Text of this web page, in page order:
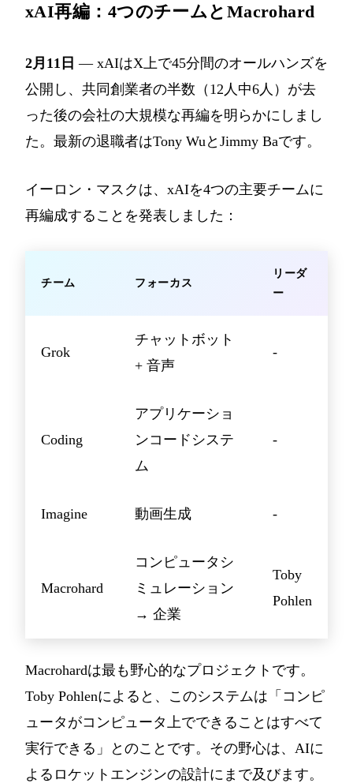
xAI再編：4つのチームとMacrohard
2月11日 — xAIはX上で45分間のオールハンズを
公開し、共同創業者の半数（12人中6人）が去
った後の会社の大規模な再編を明らかにしまし
た。最新の退職者はTony WuとJimmy Baです。
イーロン・マスクは、xAIを4つの主要チームに
再編成することを発表しました：
チーム フォーカス
リーダ
ー
Grok
チャットボット
+ 音声
-
Coding
アプリケーショ
ンコードシステ
ム
-
Imagine 動画生成 -
Macrohard
コンピュータシ
ミュレーション
→ 企業
Toby
Pohlen
Macrohardは最も野心的なプロジェクトです。
Toby Pohlenによると、このシステムは「コンピ
ュータがコンピュータ上でできることはすべて
実行できる」とのことです。その野心は、AIに
よるロケットエンジンの設計にまで及びます。